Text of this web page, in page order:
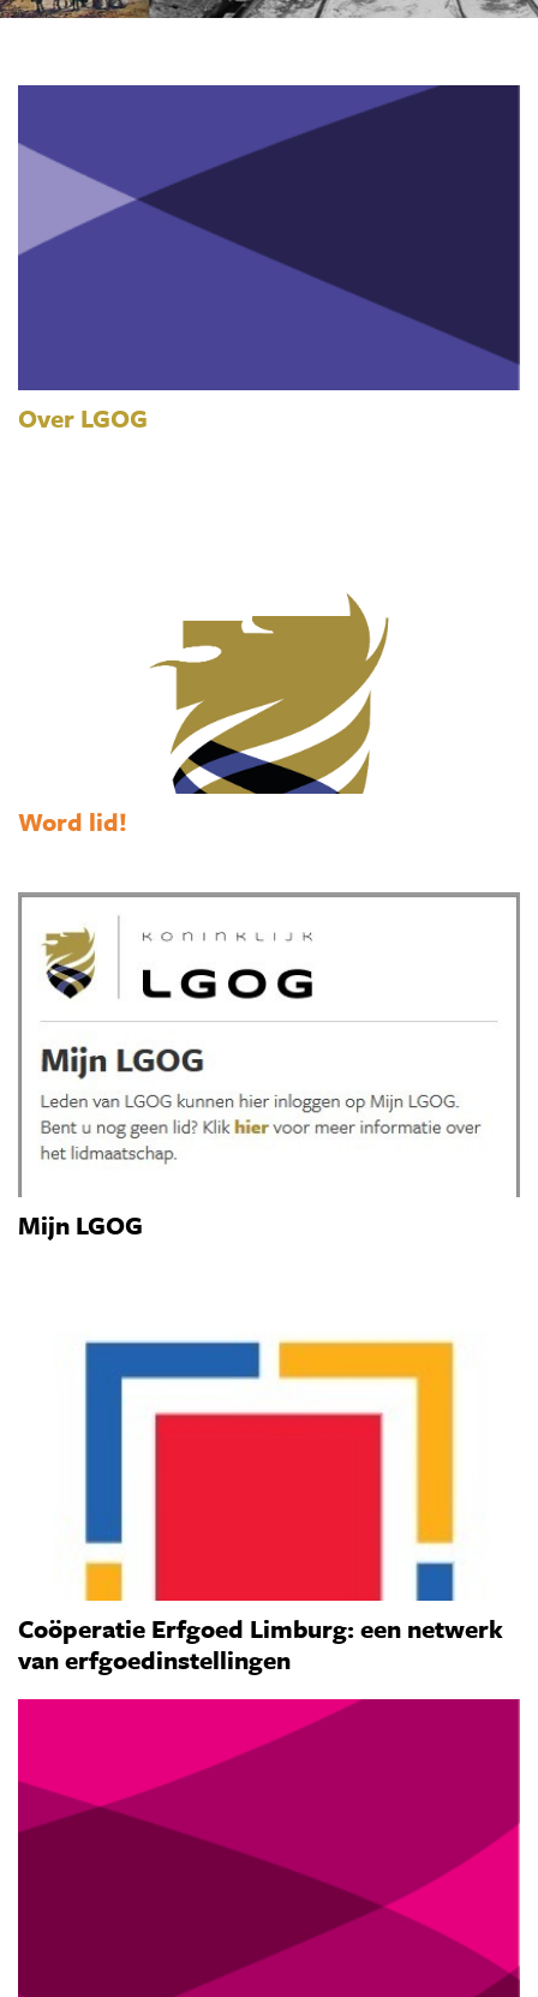
Over LGOG
Word lid!
Mijn LGOG
Coöperatie Erfgoed Limburg: een netwerk
van erfgoedinstellingen